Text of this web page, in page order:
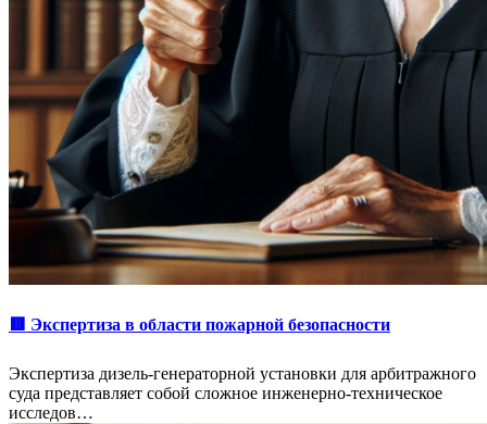
🟥 Экспертиза в области пожарной безопасности
Экспертиза дизель-генераторной установки для арбитражного
суда представляет собой сложное инженерно-техническое
исследов…